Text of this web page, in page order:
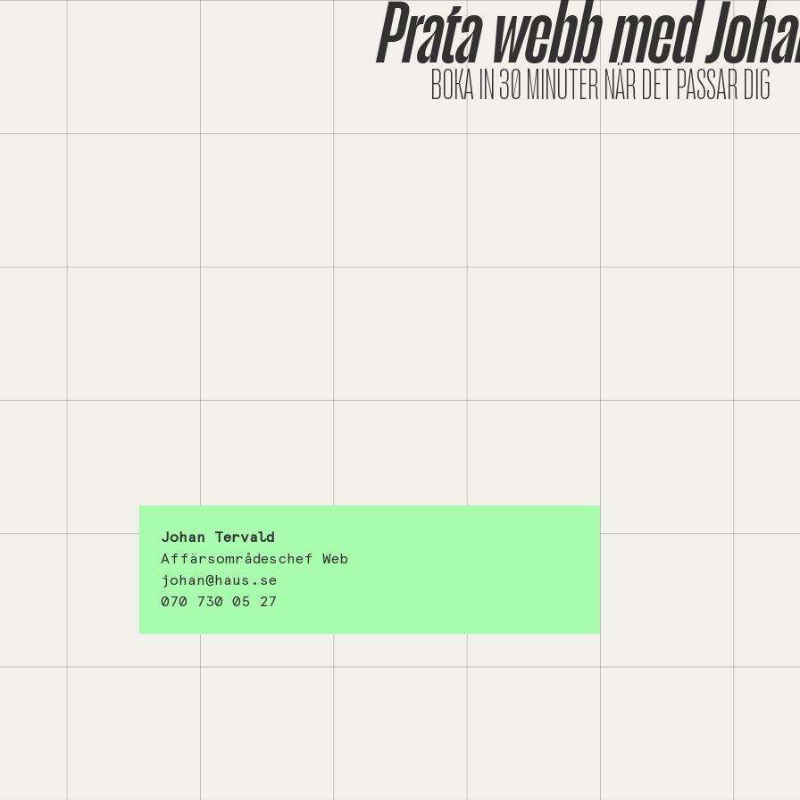
Prata webb med
BOKA IN 30 MINUTER NÄR DET PASSAR DIG
Johan Tervald
Affärsområdeschef Web
johan@haus.se
070 730 05 27